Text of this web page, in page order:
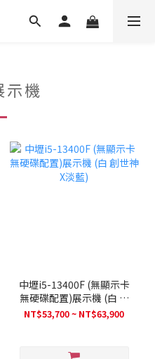
示機
中壢i5-13400F (無顯示卡
無硬碟配置)展示機 (白 創
世神 X淡藍)
NT$53,700 ~ NT$63,900